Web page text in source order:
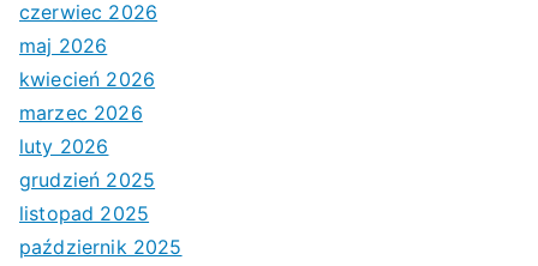
czerwiec 2026
maj 2026
kwiecień 2026
marzec 2026
luty 2026
grudzień 2025
listopad 2025
październik 2025